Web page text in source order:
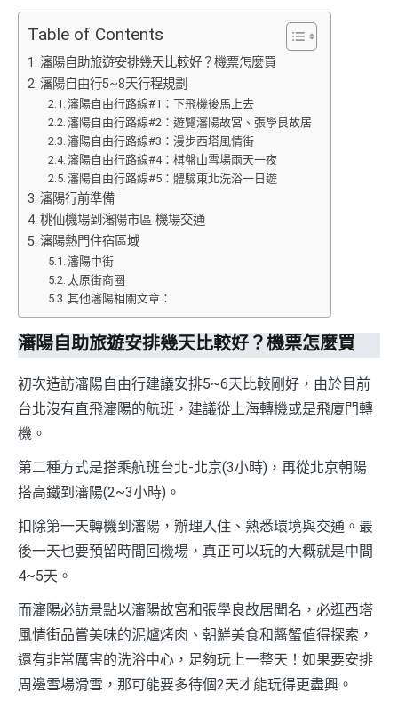
Table of Contents
瀋陽自助旅遊安排幾天比較好？機票怎麼買
瀋陽自由行5~8天行程規劃
瀋陽自由行路線#1：下飛機後馬上去
瀋陽自由行路線#2：遊覽瀋陽故宮、張學良故居
瀋陽自由行路線#3：漫步西塔風情街
瀋陽自由行路線#4：棋盤山雪場兩天一夜
瀋陽自由行路線#5：體驗東北洗浴一日遊
瀋陽行前準備
桃仙機場到瀋陽市區 機場交通
瀋陽熱門住宿區域
瀋陽中街
太原街商圈
其他瀋陽相關文章：
瀋陽自助旅遊安排幾天比較好？機票怎麼買
初次造訪瀋陽自由行建議安排5~6天比較剛好，由於目前
台北沒有直飛瀋陽的航班，建議從上海轉機或是飛廈門轉
機。
第二種方式是搭乘航班台北-北京(3小時)，再從北京朝陽
搭高鐵到瀋陽(2~3小時)。
扣除第一天轉機到瀋陽，辦理入住、熟悉環境與交通。最
後一天也要預留時間回機場，真正可以玩的大概就是中間
4~5天。
而瀋陽必訪景點以瀋陽故宮和張學良故居聞名，必逛西塔
風情街品嘗美味的泥爐烤肉、朝鮮美食和醬蟹值得探索，
還有非常厲害的洗浴中心，足夠玩上一整天！如果要安排
周邊雪場滑雪，那可能要多待個2天才能玩得更盡興。